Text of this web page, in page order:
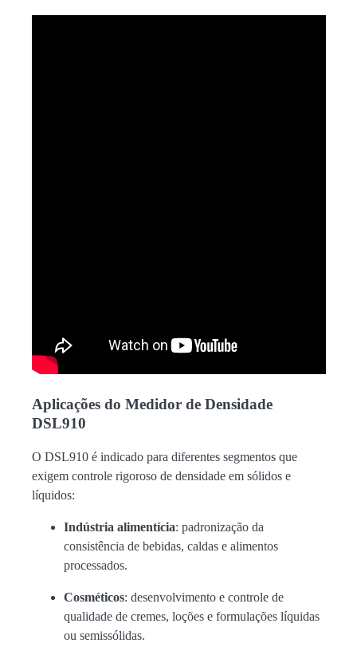
Aplicações do Medidor de Densidade
DSL910
O DSL910 é indicado para diferentes segmentos que
exigem controle rigoroso de densidade em sólidos e
líquidos:
Indústria alimentícia: padronização da
consistência de bebidas, caldas e alimentos
processados.
Cosméticos: desenvolvimento e controle de
qualidade de cremes, loções e formulações líquidas
ou semissólidas.